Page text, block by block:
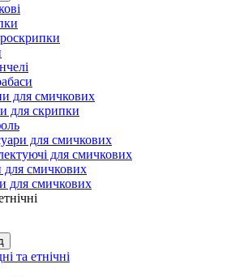
для смичкових
для скрипки
для смичкових
для смичкових
для смичкових
для смичкових
та етнічні